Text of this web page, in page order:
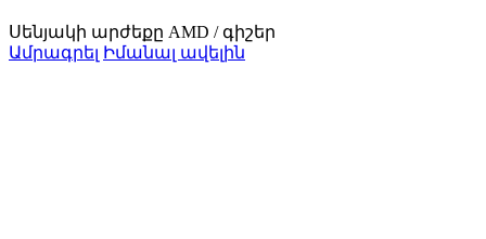
Սենյակի արժեքը AMD / գիշեր
Ամրագրել Իմանալ ավելին